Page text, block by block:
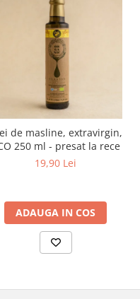
de masline, extravirgin,
250 ml - presat la rece
19,90 Lei
ADAUGA IN COS